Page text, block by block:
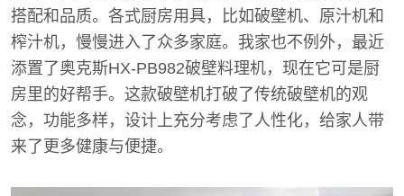
搭配和品质。各式厨房用具，比如破壁机、原汁机和
榨汁机，慢慢进入了众多家庭。我家也不例外，最近
添置了奥克斯HX-PB982破壁料理机，现在它可是厨
房里的好帮手。这款破壁机打破了传统破壁机的观
念，功能多样，设计上充分考虑了人性化，给家人带
来了更多健康与便捷。